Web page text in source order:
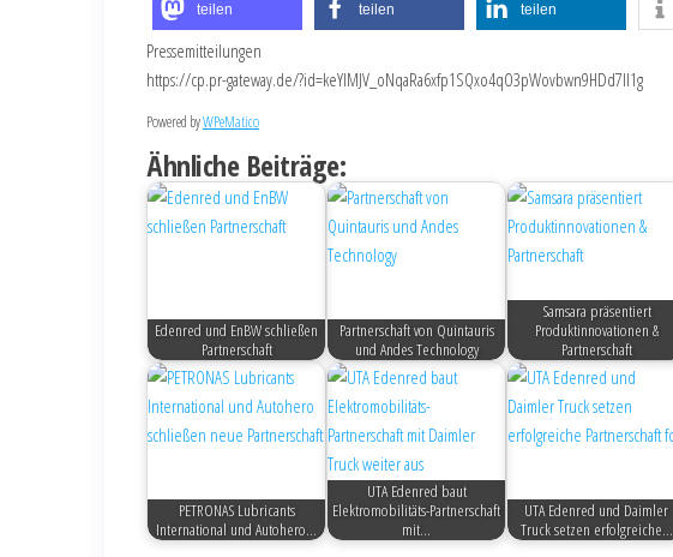
teilen teilen teilen
Pressemitteilungen
https://cp.pr-gateway.de/?id=keYlMJV_oNqaRa6xfp1SQxo4qO3pWovbwn9HDd7Il1g
Powered byWPeMatico
Ähnliche Beiträge:
Edenred und EnBW schließen
Partnerschaft
Partnerschaft von Quintauris
und Andes Technology
Samsara präsentiert
Produktinnovationen &
Partnerschaft
PETRONAS Lubricants
International und Autohero…
UTA Edenred baut
Elektromobilitäts-Partnerschaft
mit…
UTA Edenred und Daimler
Truck setzen erfolgreiche…